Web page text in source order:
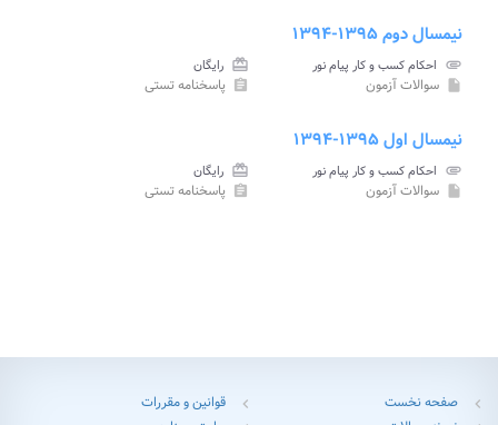
نیمسال دوم ۱۳۹۵-۱۳۹۴
attachment احکام کسب و کار پیام نور card_giftcard رایگان
insert_drive_file سوالات آزمون assignment پاسخنامه تستی
نیمسال اول ۱۳۹۵-۱۳۹۴
attachment احکام کسب و کار پیام نور card_giftcard رایگان
insert_drive_file سوالات آزمون assignment پاسخنامه تستی
chevron_left صفحه نخست chevron_left قوانین و مقررات